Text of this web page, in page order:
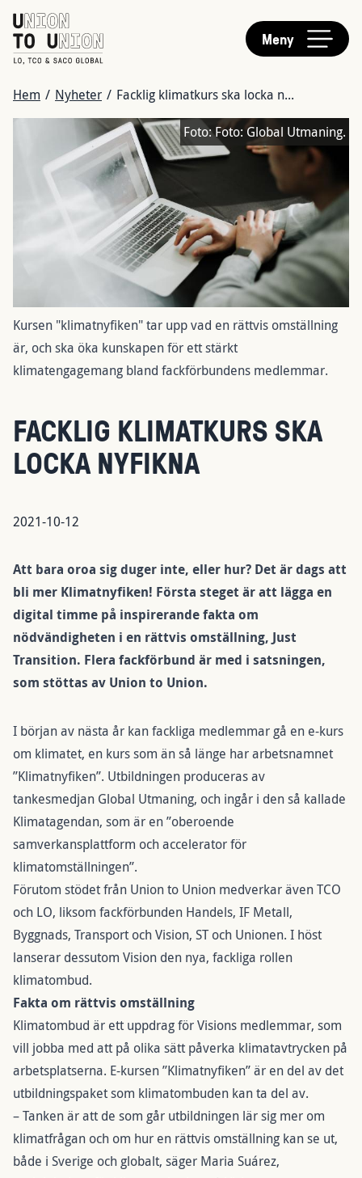
Hoppa
till
huvudinnehåll
Meny
LÄNKSTIG
Hem / Nyheter / Facklig klimatkurs ska locka n...
Kursen "klimatnyfiken" tar upp vad en rättvis omställning
är, och ska öka kunskapen för ett stärkt
klimatengagemang bland fackförbundens medlemmar.
Foto:Foto: Global Utmaning.
FACKLIG KLIMATKURS SKA
LOCKA NYFIKNA
2021-10-12
Att bara oroa sig duger inte, eller hur? Det är dags att
bli mer Klimatnyfiken! Första steget är att lägga en
digital timme på inspirerande fakta om
nödvändigheten i en rättvis omställning, Just
Transition. Flera fackförbund är med i satsningen,
som stöttas av Union to Union.
I början av nästa år kan fackliga medlemmar gå en e-kurs
om klimatet, en kurs som än så länge har arbetsnamnet
”Klimatnyfiken”. Utbildningen produceras av
tankesmedjan Global Utmaning, och ingår i den så kallade
Klimatagendan, som är en ”oberoende
samverkansplattform och accelerator för
klimatomställningen”.
Förutom stödet från Union to Union medverkar även TCO
och LO, liksom fackförbunden Handels, IF Metall,
Byggnads, Transport och Vision, ST och Unionen. I höst
lanserar dessutom Vision den nya, fackliga rollen
klimatombud.
Fakta om rättvis omställning
Klimatombud är ett uppdrag för Visions medlemmar, som
vill jobba med att på olika sätt påverka klimatavtrycken på
arbetsplatserna. E-kursen ”Klimatnyfiken” är en del av det
utbildningspaket som klimatombuden kan ta del av.
– Tanken är att de som går utbildningen lär sig mer om
klimatfrågan och om hur en rättvis omställning kan se ut,
både i Sverige och globalt, säger Maria Suárez,